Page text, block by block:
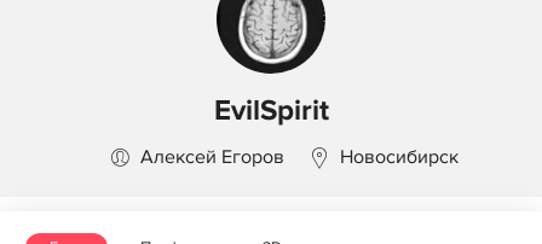
EvilSpirit
Алексей Егоров Новосибирск